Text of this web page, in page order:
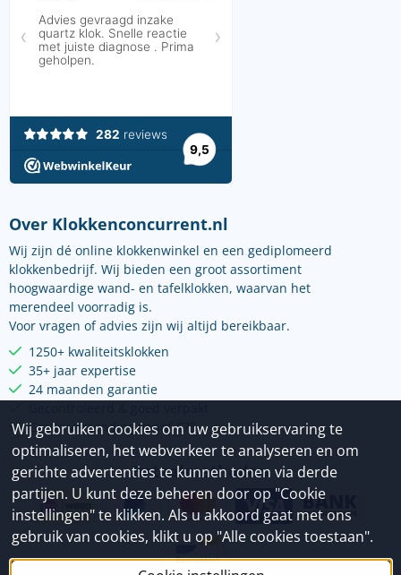
Over Klokkenconcurrent.nl
Wij zijn dé online klokkenwinkel en een gediplomeerd
klokkenbedrijf. Wij bieden een groot assortiment
hoogwaardige wand- en tafelklokken, waarvan het
merendeel voorradig is.
Voor vragen of advies zijn wij altijd bereikbaar.
1250+ kwaliteitsklokken
35+ jaar expertise
24 maanden garantie
Gratis verzending vanaf €75
Betaalmethoden
Wij gebruiken cookies om uw gebruikservaring te
optimaliseren, het webverkeer te analyseren en om
gerichte advertenties te kunnen tonen via derde
partijen. U kunt deze beheren door op "Cookie
instellingen" te klikken. Als u akkoord gaat met ons
gebruik van cookies, klikt u op "Alle cookies toestaan".